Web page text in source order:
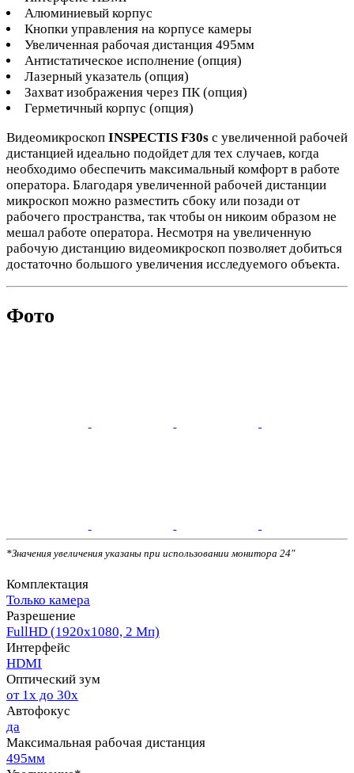
Алюминиевый корпус
Кнопки управления на корпусе камеры
Увеличенная рабочая дистанция 495мм
Антистатическое исполнение (опция)
Лазерный указатель (опция)
Захват изображения через ПК (опция)
Герметичный корпус (опция)
Видеомикроскоп INSPECTIS F30s с увеличенной рабочей
дистанцией идеально подойдет для тех случаев, когда
необходимо обеспечить максимальный комфорт в работе
оператора. Благодаря увеличенной рабочей дистанции
микроскоп можно разместить сбоку или позади от
рабочего пространства, так чтобы он никоим образом не
мешал работе оператора. Несмотря на увеличенную
рабочую дистанцию видеомикроскоп позволяет добиться
достаточно большого увеличения исследуемого объекта.
Фото
*Значения увеличения указаны при использовании монитора 24"
Комплектация
Только камера
Разрешение
FullHD (1920х1080, 2 Мп)
Интерфейс
HDMI
Оптический зум
от 1х до 30х
Автофокус
да
Максимальная рабочая дистанция
495мм